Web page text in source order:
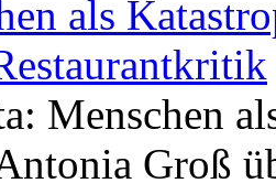
als
Menschen
Groß